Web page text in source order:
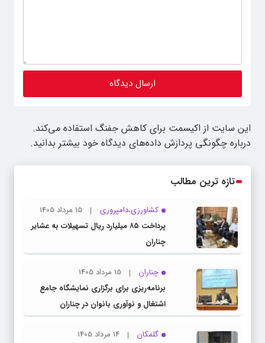
این سایت از اکیسمت برای کاهش جفنگ استفاده می‌کند.
درباره چگونگی پردازش داده‌های دیدگاه خود بیشتر بدانید.
تازه ترین مطالب
کشاورزی،دامپروری
15 مرداد 1405
پرداخت ۸۵ میلیارد ریال تسهیلات به عشایر
چناران
چناران
15 مرداد 1405
برنامه‌ریزی برای برگزاری نمایشگاه جامع
اشتغال و نوآوری بانوان در چناران
گلمکان
14 مرداد 1405